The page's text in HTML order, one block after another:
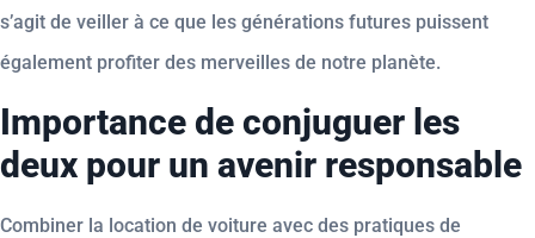
s’agit de veiller à ce que les générations futures puissent
également profiter des merveilles de notre planète.
Importance de conjuguer les
deux pour un avenir responsable
Combiner la location de voiture avec des pratiques de